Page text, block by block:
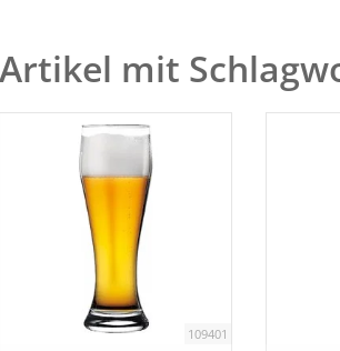
Artikel mit
109401